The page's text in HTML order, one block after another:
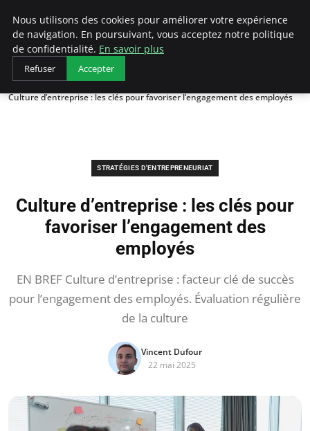
LECFCM
Accueil
Stratégies d'entrepreneuriat
Culture d’entreprise : les clés pour favoriser l’engagement des employés
STRATÉGIES D'ENTREPRENEURIAT
Culture d’entreprise : les clés pour
favoriser l’engagement des
employés
EN BREF Culture d’entreprise : facteur clé de succès
pour l’engagement des employés. Évaluation régulière
de la culture
Vincent Dufour
22 mai 2025
Nous utilisons des cookies pour améliorer votre expérience
de navigation. En poursuivant, vous acceptez notre politique
de confidentialité. En savoir plus
Refuser Accepter